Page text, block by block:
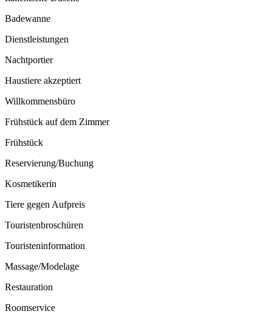
Badewanne
Dienstleistungen
Nachtportier
Haustiere akzeptiert
Willkommensbüro
Frühstück auf dem Zimmer
Frühstück
Reservierung/Buchung
Kosmetikerin
Tiere gegen Aufpreis
Touristenbroschüren
Touristeninformation
Massage/Modelage
Restauration
Roomservice